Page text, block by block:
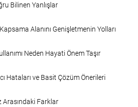
Bilinen Yanlışlar
Alanını Genişletmenin Yolları
Neden Hayati Önem Taşır
Hataları ve Basit Çözüm Önerileri
Arasındaki Farklar